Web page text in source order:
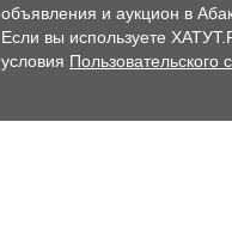
объявления и аукцион в
Если вы используете
условия Пользовательского